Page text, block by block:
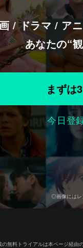
/ ドラマ / ア
あなたの“
まずは
今日登
◎画像にはレ
無料トライアルは本ページ経由